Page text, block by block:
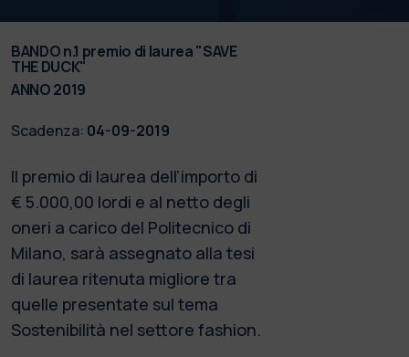
BANDO n.1 premio di laurea "SAVE
THE DUCK"
ANNO 2019
Scadenza: 04-09-2019
Il premio di laurea dell’importo di
€ 5.000,00 lordi e al netto degli
oneri a carico del Politecnico di
Milano, sarà assegnato alla tesi
di laurea ritenuta migliore tra
quelle presentate sul tema
Sostenibilità nel settore fashion.